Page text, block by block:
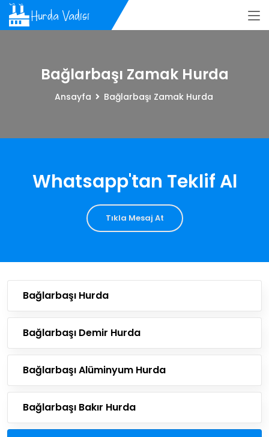
Bağlarbaşı Zamak Hurda
Ansayfa Bağlarbaşı Zamak Hurda
Whatsapp'tan Teklif Al
Tıkla Mesaj At
Bağlarbaşı Hurda
Bağlarbaşı Demir Hurda
Bağlarbaşı Alüminyum Hurda
Bağlarbaşı Bakır Hurda